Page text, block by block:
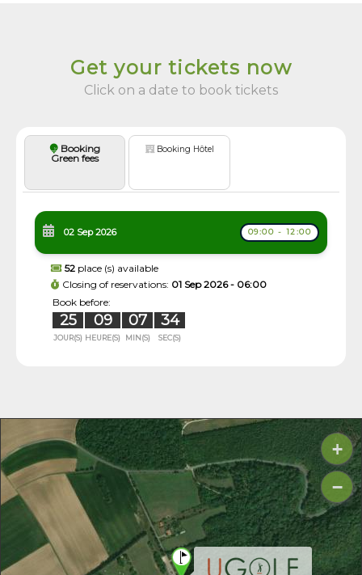
Get your tickets now
Click on a date to book tickets
Booking
Green fees
Booking Hôtel
02 Sep 2026 09:00 - 12:00
52 place (s) available
Closing of reservations: 01 Sep 2026 - 06:00
Book before:
25 09 07 33
JOUR(S) HEURE(S) MIN(S) SEC(S)
+
−